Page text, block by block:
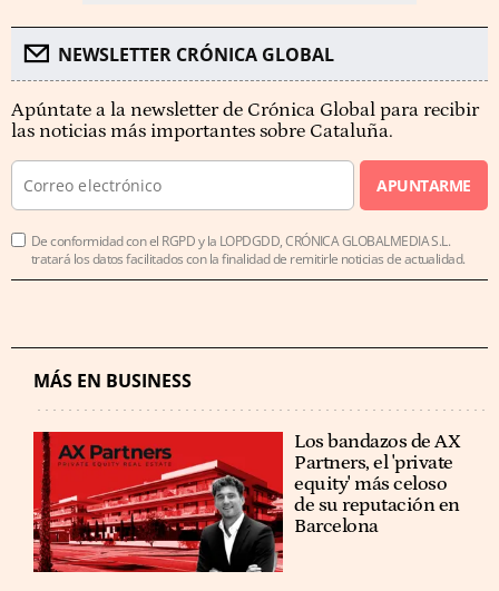
NEWSLETTER CRÓNICA GLOBAL
Apúntate a la newsletter de Crónica Global para recibir
las noticias más importantes sobre Cataluña.
APUNTARME
De conformidad con el RGPD y la LOPDGDD, CRÓNICA GLOBALMEDIA S.L.
tratará los datos facilitados con la finalidad de remitirle noticias de actualidad.
MÁS EN BUSINESS
Los bandazos de AX
Partners, el 'private
equity' más celoso
de su reputación en
Barcelona